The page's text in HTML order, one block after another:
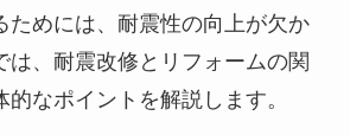
ためには、耐震性の向上が欠か
は、耐震改修とリフォームの関
なポイントを解説します。